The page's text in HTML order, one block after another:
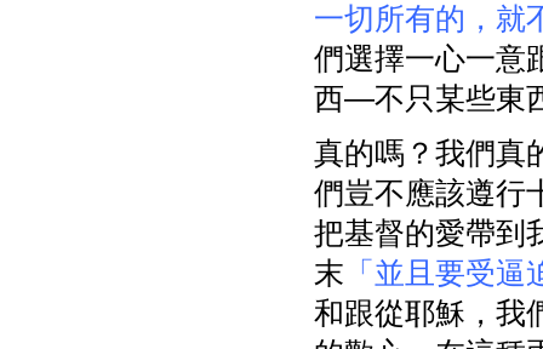
一切所有的，就
們選擇一心一意
西—不只某些東
真的嗎？我們真
們豈不應該遵
把基督的愛帶到
末 「並且要受逼
和跟從耶穌，我